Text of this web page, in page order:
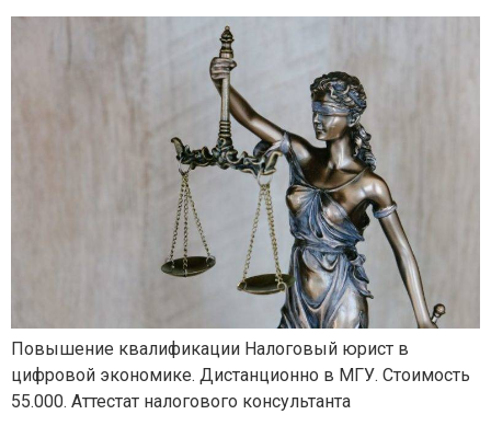
Повышение квалификации Налоговый юрист в
цифровой экономике. Дистанционно в МГУ. Стоимость
55.000. Аттестат налогового консультанта